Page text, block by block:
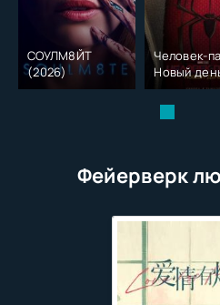
СОУЛМ8ЙТ
(2026)
Человек-
Новый
(2026)
Фейерверк